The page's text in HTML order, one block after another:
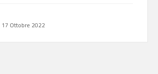
17 Ottobre 2022